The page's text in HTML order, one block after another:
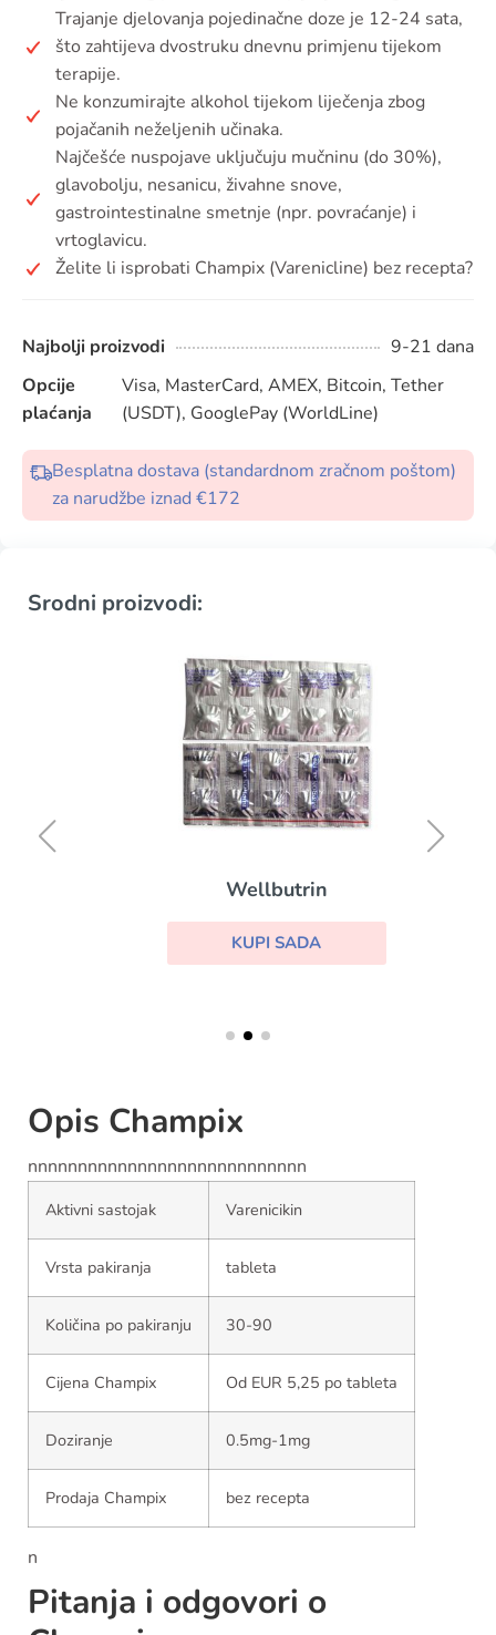
Trajanje djelovanja pojedinačne doze je 12-24 sata,
što zahtijeva dvostruku dnevnu primjenu tijekom
terapije.
Ne konzumirajte alkohol tijekom liječenja zbog
pojačanih neželjenih učinaka.
Najčešće nuspojave uključuju mučninu (do 30%),
glavobolju, nesanicu, živahne snove,
gastrointestinalne smetnje (npr. povraćanje) i
vrtoglavicu.
Želite li isprobati Champix (Varenicline) bez recepta?
Najbolji proizvodi
9-21 dana
Opcije
plaćanja
Visa, MasterCard, AMEX, Bitcoin, Tether
(USDT), GooglePay (WorldLine)
Besplatna dostava (standardnom zračnom poštom)
za narudžbe iznad €172
Srodni proizvodi:
Wellbutrin
KUPI SADA
Opis Champix
nnnnnnnnnnnnnnnnnnnnnnnnnnnn
Aktivni sastojak Varenicikin
Vrsta pakiranja tableta
Količina po pakiranju 30-90
Cijena Champix Od EUR 5,25 po tableta
Doziranje 0.5mg-1mg
Prodaja Champix bez recepta
n
Pitanja i odgovori o